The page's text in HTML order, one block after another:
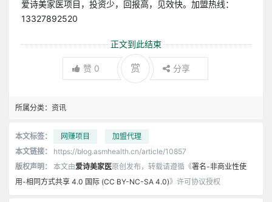
爱诗美家医项目，投资少，回报高，见效快。加盟热线：
13327892520
正文到此结束
赞 0 赏 分享
所属分类： 资讯
本文标签： 网赚项目
加盟代理
本文链接：
https://blog.asmhealth.cn/article/10857
版权声明：
本文由爱诗美家医原创发布，转载请遵循《署名-非商业性使
用-相同方式共享 4.0 国际 (CC BY-NC-SA 4.0)》许可协议授权